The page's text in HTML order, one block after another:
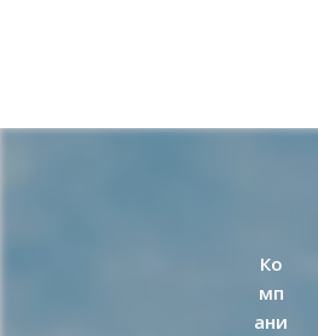
Ко
мп
ани